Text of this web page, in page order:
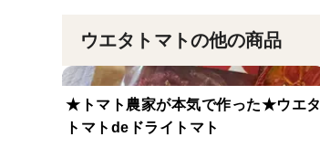
ウエタトマトの他の商品
★トマト農家が本気で作った★ウエタ
トマトdeドライトマト